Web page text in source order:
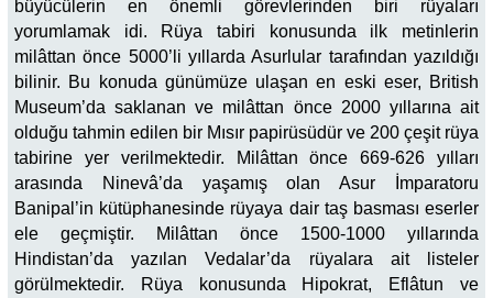
büyücülerin en önemli görevlerinden biri rüyaları
yorumlamak idi. Rüya tabiri konusunda ilk metinlerin
milâttan önce 5000’li yıllarda Asurlular tarafından yazıldığı
bilinir. Bu konuda günümüze ulaşan en eski eser, British
Museum’da saklanan ve milâttan önce 2000 yıllarına ait
olduğu tahmin edilen bir Mısır papirüsüdür ve 200 çeşit rüya
tabirine yer verilmektedir. Milâttan önce 669-626 yılları
arasında Ninevâ’da yaşamış olan Asur İmparatoru
Banipal’in kütüphanesinde rüyaya dair taş basması eserler
ele geçmiştir. Milâttan önce 1500-1000 yıllarında
Hindistan’da yazılan Vedalar’da rüyalara ait listeler
görülmektedir. Rüya konusunda Hipokrat, Eflâtun ve